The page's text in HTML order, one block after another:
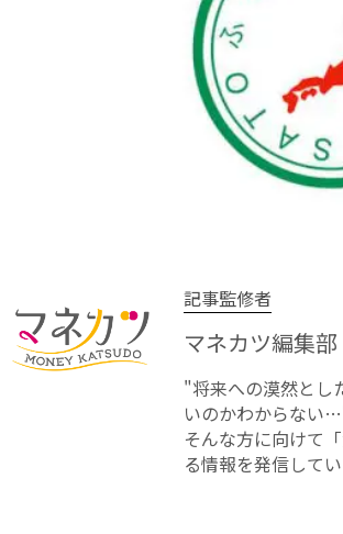
記事監修者
マネカツ編集部
"将来への漠然とし
いのかわからない
そんな方に向けて
る情報を発信してい